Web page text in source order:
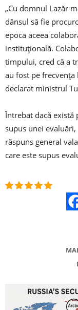
„Cu domnul Lazăr
dânsul să fie
epoca aceea
instituţională.
timpului, cred că a
au fost pe frecvenţa
declarat ministrul
Întrebat dacă există
supus unei evaluări,
răspuns general
care este supus